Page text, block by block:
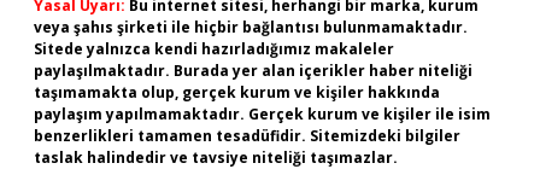
Yasal Uyarı: Bu internet sitesi, herhangi bir marka, kurum
veya şahıs şirketi ile hiçbir bağlantısı bulunmamaktadır.
Sitede yalnızca kendi hazırladığımız makaleler
paylaşılmaktadır. Burada yer alan içerikler haber niteliği
taşımamakta olup, gerçek kurum ve kişiler hakkında
paylaşım yapılmamaktadır. Gerçek kurum ve kişiler ile isim
benzerlikleri tamamen tesadüfidir. Sitemizdeki bilgiler
taslak halindedir ve tavsiye niteliği taşımazlar.